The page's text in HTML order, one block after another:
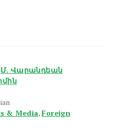
Մ. Վարանդեան
& Media,Foreign